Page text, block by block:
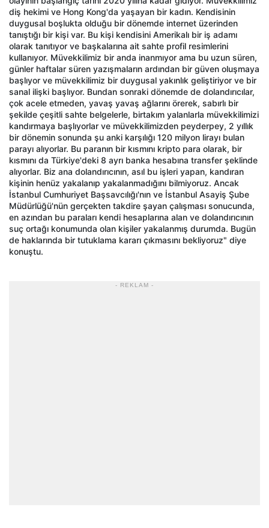
diş hekimi ve Hong Kong'da yaşayan bir kadın. Kendisinin
duygusal boşlukta olduğu bir dönemde internet üzerinden
tanıştığı bir kişi var. Bu kişi kendisini Amerikalı bir iş adamı
olarak tanıtıyor ve başkalarına ait sahte profil resimlerini
kullanıyor. Müvekkilimiz bir anda inanmıyor ama bu uzun süren,
günler haftalar süren yazışmaların ardından bir güven oluşmaya
başlıyor ve müvekkilimiz bir duygusal yakınlık geliştiriyor ve bir
sanal ilişki başlıyor. Bundan sonraki dönemde de dolandırıcılar,
çok acele etmeden, yavaş yavaş ağlarını örerek, sabırlı bir
şekilde çeşitli sahte belgelerle, birtakım yalanlarla müvekkilimizi
kandırmaya başlıyorlar ve müvekkilimizden peyderpey, 2 yıllık
bir dönemin sonunda şu anki karşılığı 120 milyon lirayı bulan
parayı alıyorlar. Bu paranın bir kısmını kripto para olarak, bir
kısmını da Türkiye'deki 8 ayrı banka hesabına transfer şeklinde
alıyorlar. Biz ana dolandırıcının, asıl bu işleri yapan, kandıran
kişinin henüz yakalanıp yakalanmadığını bilmiyoruz. Ancak
İstanbul Cumhuriyet Başsavcılığı'nın ve İstanbul Asayiş Şube
Müdürlüğü'nün gerçekten takdire şayan çalışması sonucunda,
en azından bu paraları kendi hesaplarına alan ve dolandırıcının
suç ortağı konumunda olan kişiler yakalanmış durumda. Bugün
de haklarında bir tutuklama kararı çıkmasını bekliyoruz" diye
konuştu.
- REKLAM -